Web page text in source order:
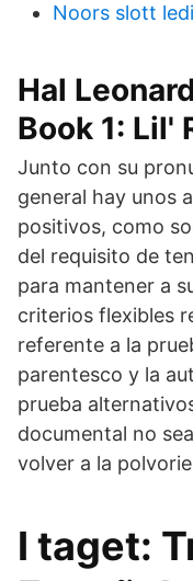
Noors slott
Hal
Book 1: Lil'
Junto con su
general hay unos
positivos, como
del requisito de
para mantener a
criterios flexibles
referente a la
parentesco y la
prueba
documental no
volver a la
I taget: